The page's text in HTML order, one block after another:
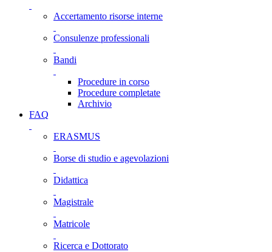
Accertamento risorse interne
Consulenze professionali
Bandi
Procedure in corso
Procedure completate
Archivio
FAQ
ERASMUS
Borse di studio e agevolazioni
Didattica
Magistrale
Matricole
Ricerca e Dottorato